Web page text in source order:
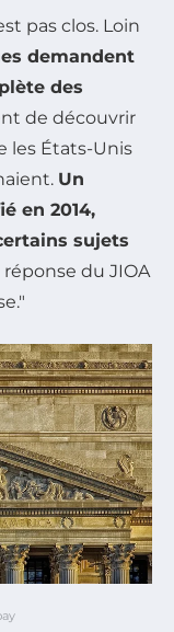
pas clos. Loin
demandent
des
de découvrir
les États-Unis
Un
en 2014,
sujets
réponse du JIOA